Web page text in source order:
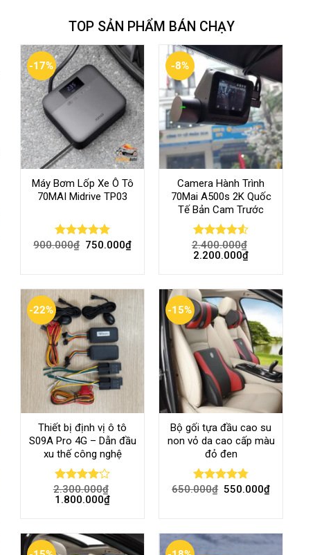
TOP SẢN PHẨM BÁN CHẠY
-17%
Máy Bơm Lốp Xe Ô Tô
70MAI Midrive TP03
Rated 5.00
900.000₫ 750.000₫
-8%
Camera Hành Trình
70Mai A500s 2K Quốc
Tế Bản Cam Trước
Rated4.56
out of 5
2.400.000₫
2.200.000₫
-22%
Thiết bị định vị ô tô
S09A Pro 4G – Dẫn đầu
xu thế công nghệ
Rated
4.00out
2.300.000₫
1.800.000₫
-15%
Bộ gối tựa đầu cao su
non vỏ da cao cấp màu
đỏ đen
Rated4.80
650.000₫ 550.000₫